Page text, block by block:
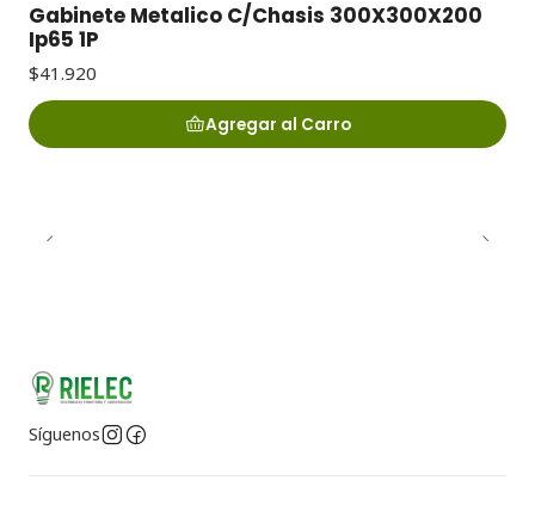
Gabinete Metalico C/Chasis 300X300X200
Ip65 1P
$41.920
Agregar al Carro
Síguenos